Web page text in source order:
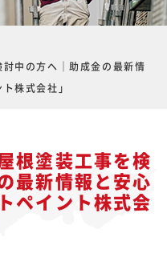
中の方へ｜助成金の最新情
株式会社」
根塗装工事を検
最新情報と安心
ペイント株式会